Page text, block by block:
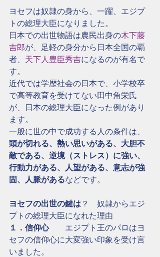
ヨセフは奴隷の身から、一躍、エジプ
トの総理大臣になりました。
日本での出世物語は農民出身の木下藤
吉郎が、足軽の身分から日本全国の覇
者、 天下人豊臣秀吉になるのが有名で
す。
近代では学歴社会の日本で、小学校卒
で高等教育を受けてない田中角栄氏
が、日本の総理大臣になった例があり
ます。
一般に世の中で成功する人の条件は、
頭が切れる、熱い思いがある、大胆不
敵である、逆境（ストレス）に強い、
行動力がある、人望がある、意志が強
固、人脈があるなどです。
ヨセフの出世の鍵は ？　奴隷からエジ
プトの総理大臣になれた理由
１．信仰心 エジプト王のパロはヨ
セフの信仰心に大変強い印象を受け言
いました。